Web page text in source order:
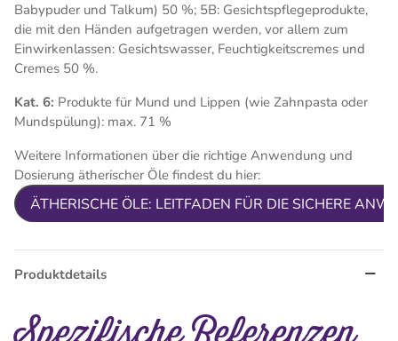
Babypuder und Talkum) 50 %; 5B: Gesichtspflegeprodukte,
die mit den Händen aufgetragen werden, vor allem zum
Einwirkenlassen: Gesichtswasser, Feuchtigkeitscremes und
Cremes 50 %.
Kat. 6: Produkte für Mund und Lippen (wie Zahnpasta oder
Mundspülung): max. 71 %
Weitere Informationen über die richtige Anwendung und
Dosierung ätherischer Öle findest du hier:
ÄTHERISCHE ÖLE: LEITFADEN FÜR DIE SICHERE
Produktdetails